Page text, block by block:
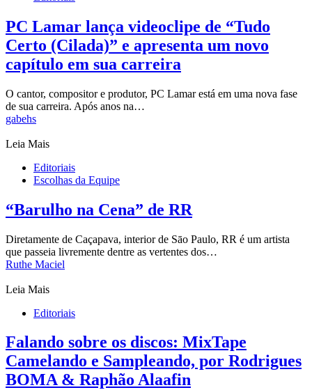
PC Lamar lança videoclipe de “Tudo
Certo (Cilada)” e apresenta um novo
capítulo em sua carreira
O cantor, compositor e produtor, PC Lamar está em uma nova fase
de sua carreira. Após anos na…
gabehs
Leia Mais
Editoriais
Escolhas da Equipe
“Barulho na Cena” de RR
Diretamente de Caçapava, interior de Sāo Paulo, RR é um artista
que passeia livremente dentre as vertentes dos…
Ruthe Maciel
Leia Mais
Editoriais
Falando sobre os discos: MixTape
Camelando e Sampleando, por Rodrigues
BOMA & Raphão Alaafin